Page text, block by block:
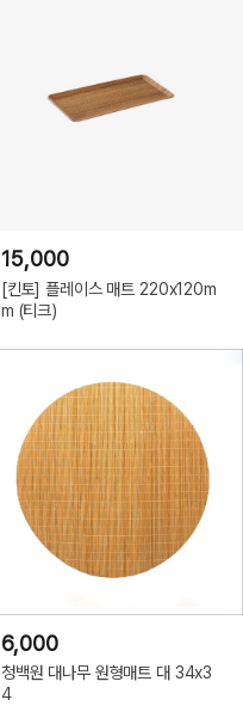
15,000
[킨토] 플레이스 매트 220x120m
m (티크)
6,000
청백원 대나무 원형매트 대 34x3
4